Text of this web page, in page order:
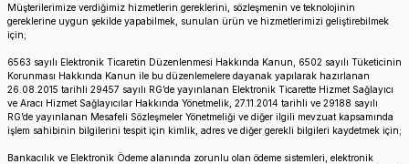
Müşterilerimize verdiğimiz hizmetlerin gereklerini, sözleşmenin ve teknolojinin
gereklerine uygun şekilde yapabilmek, sunulan ürün ve hizmetlerimizi geliştirebilmek
için;
6563 sayılı Elektronik Ticaretin Düzenlenmesi Hakkında Kanun, 6502 sayılı Tüketicinin
Korunması Hakkında Kanun ile bu düzenlemelere dayanak yapılarak hazırlanan
26.08.2015 tarihli 29457 sayılı RG’de yayınlanan Elektronik Ticarette Hizmet Sağlayıcı
ve Aracı Hizmet Sağlayıcılar Hakkında Yönetmelik, 27.11.2014 tarihli ve 29188 sayılı
RG’de yayınlanan Mesafeli Sözleşmeler Yönetmeliği ve diğer ilgili mevzuat kapsamında
işlem sahibinin bilgilerini tespit için kimlik, adres ve diğer gerekli bilgileri kaydetmek için;
Bankacılık ve Elektronik Ödeme alanında zorunlu olan ödeme sistemleri, elektronik